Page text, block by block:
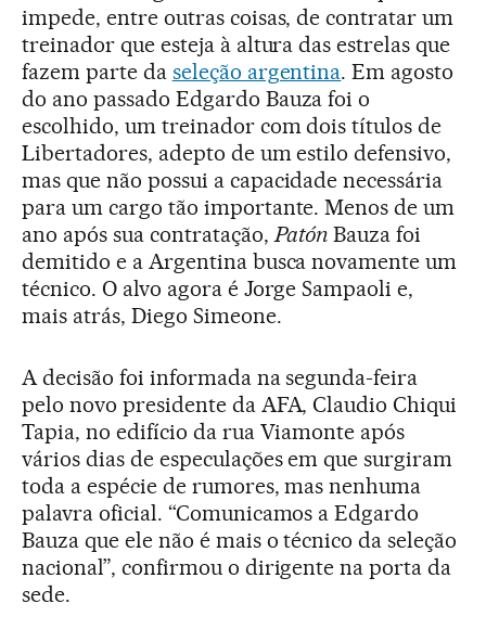
impede, entre outras coisas, de contratar um
treinador que esteja à altura das estrelas que
fazem parte da seleção argentina. Em agosto
do ano passado Edgardo Bauza foi o
escolhido, um treinador com dois títulos de
Libertadores, adepto de um estilo defensivo,
mas que não possui a capacidade necessária
para um cargo tão importante. Menos de um
ano após sua contratação,Patón Bauza foi
demitido e a Argentina busca novamente um
técnico. O alvo agora é Jorge Sampaoli e,
mais atrás, Diego Simeone.
A decisão foi informada na segunda-feira
pelo novo presidente da AFA, Claudio Chiqui
Tapia, no edifício da rua Viamonte após
vários dias de especulações em que surgiram
toda a espécie de rumores, mas nenhuma
palavra oficial. “Comunicamos a Edgardo
Bauza que ele não é mais o técnico da seleção
nacional”, confirmou o dirigente na porta da
sede.